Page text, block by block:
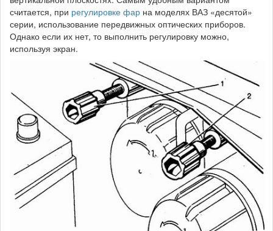
считается, при регулировке фар на моделях ВАЗ «десятой»
серии, использование передвижных оптических приборов.
Однако если их нет, то выполнить регулировку можно,
используя экран.